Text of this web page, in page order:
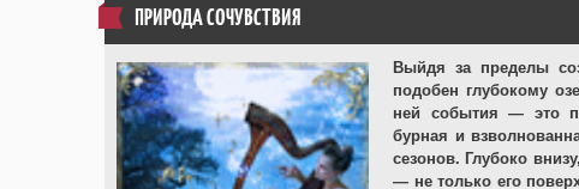
ПРИРОДА СОЧУВСТВИЯ
Выйдя за пределы
подобен глубокому
ней события — это
бурная и
сезонов. Глубоко
— не только его